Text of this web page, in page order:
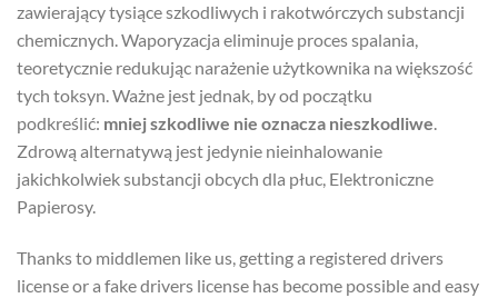
zawierający tysiące szkodliwych i rakotwórczych substancji
chemicznych. Waporyzacja eliminuje proces spalania,
teoretycznie redukując narażenie użytkownika na większość
tych toksyn. Ważne jest jednak, by od początku
podkreślić: mniej szkodliwe nie oznacza nieszkodliwe.
Zdrową alternatywą jest jedynie nieinhalowanie
jakichkolwiek substancji obcych dla płuc, Elektroniczne
Papierosy.
Thanks to middlemen like us, getting a registered drivers
license or a fake drivers license has become possible and easy